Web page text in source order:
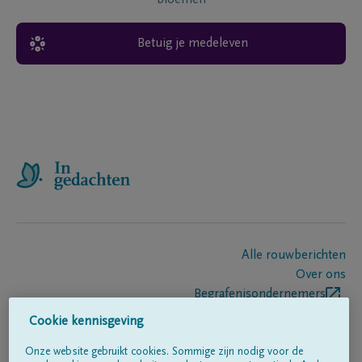
Betuig je medeleven
Alle rouwberichten
Over ons
Begrafenisondernemers
Cookie kennisgeving
Onze website gebruikt cookies. Sommige zijn nodig voor de